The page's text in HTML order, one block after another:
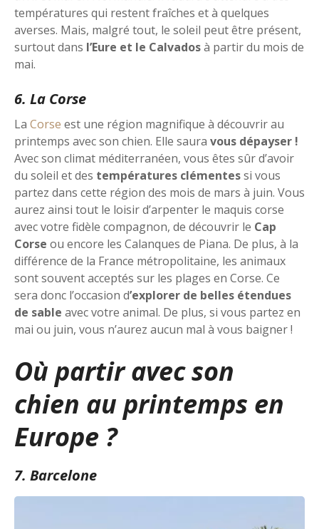
températures qui restent fraîches et à quelques
averses. Mais, malgré tout, le soleil peut être présent,
surtout dans l’Eure et le Calvadosà partir du mois de
mai.
6. La Corse
La Corse est une région magnifique à découvrir au
printemps avec son chien. Elle saura vous dépayser !
Avec son climat méditerranéen, vous êtes sûr d’avoir
du soleil et des températures clémentessi vous
partez dans cette région des mois de mars à juin. Vous
aurez ainsi tout le loisir d’arpenter le maquis corse
avec votre fidèle compagnon, de découvrir le Cap
Corse ou encore les Calanques de Piana. De plus, à la
différence de la France métropolitaine, les animaux
sont souvent acceptés sur les plages en Corse. Ce
sera donc l’occasion d’explorer de belles étendues
de sable avec votre animal. De plus, si vous partez en
mai ou juin, vous n’aurez aucun mal à vous baigner !
Où partir avec son
chien au printemps en
Europe ?
7. Barcelone